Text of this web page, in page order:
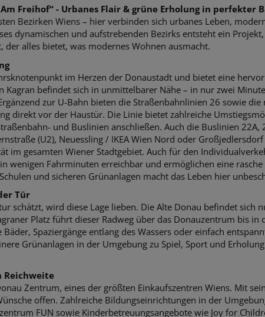
Freihof“ - Urbanes Flair & grüne Erholung in perfekter
Bezirken Wiens – hier verbinden sich urbanes Leben,
dynamischen und aufstrebenden Bezirks entsteht ein
der alles bietet, was modernes Wohnen ausmacht.
im Herzen der Donaustadt und bietet eine
Kagran befindet sich in unmittelbarer Nähe – in nur zwei
zur U-Bahn bieten die Straßenbahnlinien 26 sowie
direkt vor der Haustür. Die Linie bietet zahlreiche
und Buslinien anschließen. Auch die Buslinien
(U2), Neuessling / IKEA Wien Nord oder
im gesamten Wiener Stadtgebiet. Auch für den
wenigen Fahrminuten erreichbar und ermöglichen eine
und sicheren Grünanlagen macht das Leben hier
Tür
schätzt, wird diese Lage lieben. Die Alte Donau befindet
Platz führt dieser Radweg über das Donauzentrum bis
Spaziergänge entlang des Wassers oder einfach
Grünanlagen in der Umgebung zu Spiel, Sport und
Reichweite
Zentrum, eines der größten Einkaufszentren Wiens. Mit
offen. Zahlreiche Bildungseinrichtungen in der
FUN sowie Kinderbetreuungsangebote wie Joy for